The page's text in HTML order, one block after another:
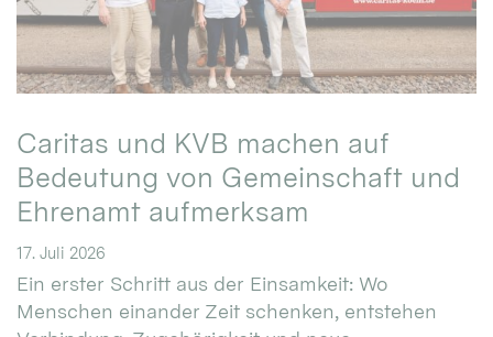
Caritas und KVB machen auf
Bedeutung von Gemeinschaft und
Ehrenamt aufmerksam
17. Juli 2026
Ein erster Schritt aus der Einsamkeit: Wo
Menschen einander Zeit schenken, entstehen